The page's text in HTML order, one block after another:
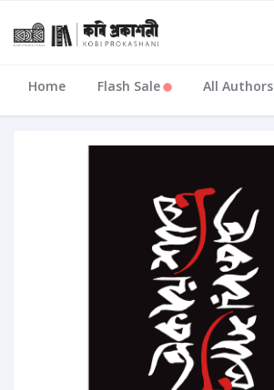
Home Flash Sale All Authors